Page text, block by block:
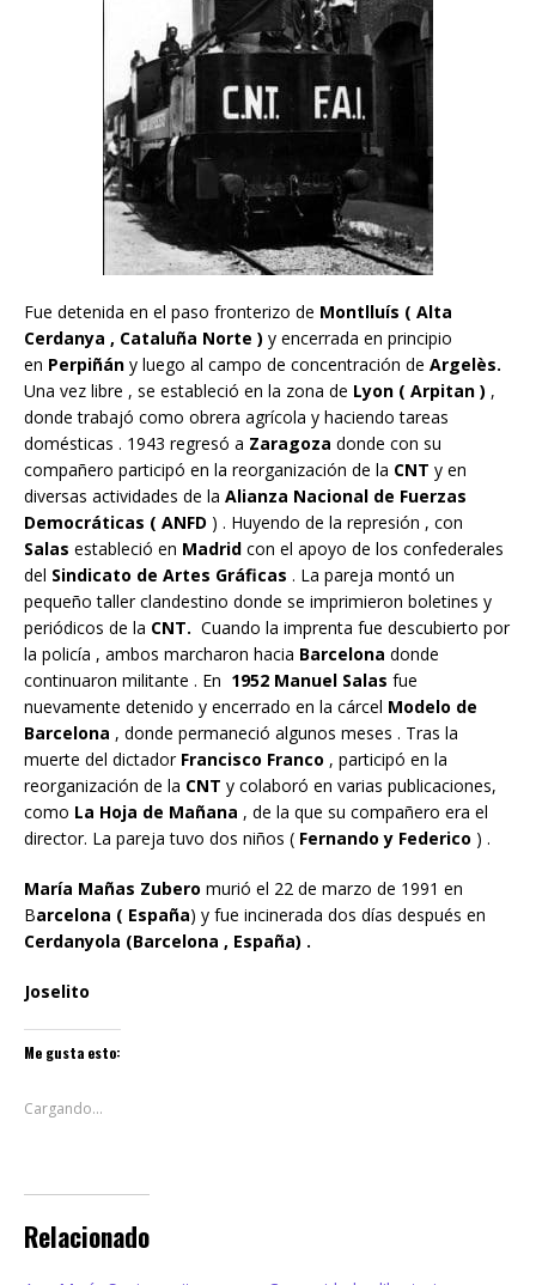
Fue detenida en el paso fronterizo de Montlluís ( Alta
Cerdanya , Cataluña Norte ) y encerrada en principio
en Perpiñán y luego al campo de concentración de Argelès.
Una vez libre , se estableció en la zona de Lyon ( Arpitan ) ,
donde trabajó como obrera agrícola y haciendo tareas
domésticas . 1943 regresó a Zaragoza donde con su
compañero participó en la reorganización de la CNT y en
diversas actividades de la Alianza Nacional de Fuerzas
Democráticas ( ANFD ) . Huyendo de la represión , con
Salas estableció en Madrid con el apoyo de los confederales
del Sindicato de Artes Gráficas . La pareja montó un
pequeño taller clandestino donde se imprimieron boletines y
periódicos de la CNT. Cuando la imprenta fue descubierto por
la policía , ambos marcharon hacia Barcelona donde
continuaron militante . En 1952 Manuel Salas fue
nuevamente detenido y encerrado en la cárcel Modelo de
Barcelona , donde permaneció algunos meses . Tras la
muerte del dictador Francisco Franco , participó en la
reorganización de la CNT y colaboró ​​en varias publicaciones,
como La Hoja de Mañana , de la que su compañero era el
director. La pareja tuvo dos niños ( Fernando y Federico ) .
María Mañas Zubero murió el 22 de marzo de 1991 en
Barcelona ( España) y fue incinerada dos días después en
Cerdanyola (Barcelona , España) .
Joselito
Me gusta esto:
Cargando...
Relacionado